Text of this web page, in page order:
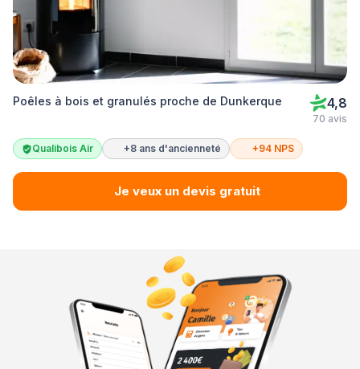
Poêles à bois et granulés proche de Dunkerque 4,8
70 avis
Qualibois Air +8 ans d'ancienneté +94 NPS
Je veux un devis gratuit